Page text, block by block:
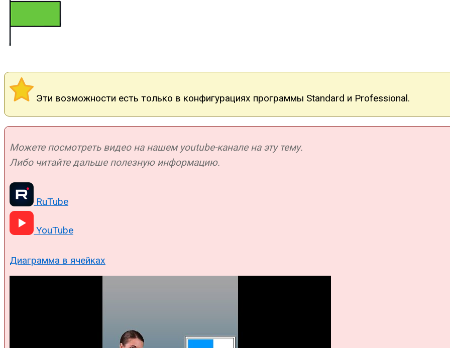
Эти возможности есть только в конфигурациях программы Standard и Professional.
Можете посмотреть видео на нашем youtube-канале на эту тему.
Либо читайте дальше полезную информацию.
RuTube
YouTube
Диаграмма в ячейках